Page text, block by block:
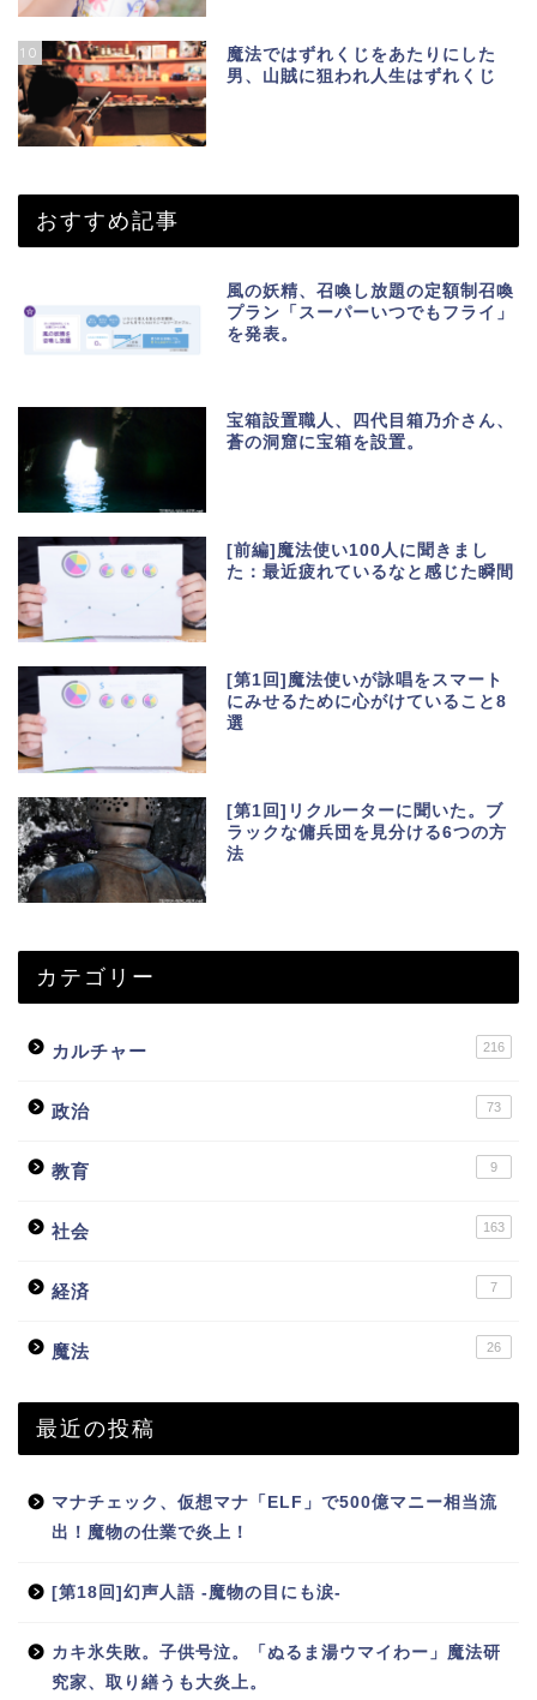
10
魔法ではずれくじをあたりにした
男、山賊に狙われ人生はずれくじ
おすすめ記事
風の妖精、召喚し放題の定額制召喚
プラン「スーパーいつでもフライ」
を発表。
宝箱設置職人、四代目箱乃介さん、
蒼の洞窟に宝箱を設置。
[前編]魔法使い100人に聞きまし
た：最近疲れているなと感じた瞬間
[第1回]魔法使いが詠唱をスマート
にみせるために心がけていること8
選
[第1回]リクルーターに聞いた。ブ
ラックな傭兵団を見分ける6つの方
法
カテゴリー
カルチャー 216
政治 73
教育 9
社会 163
経済 7
魔法 26
最近の投稿
マナチェック、仮想マナ「ELF」で500億マニー相当流
出！魔物の仕業で炎上！
[第18回]幻声人語 -魔物の目にも涙-
カキ氷失敗。子供号泣。「ぬるま湯ウマイわー」魔法研
究家、取り繕うも大炎上。